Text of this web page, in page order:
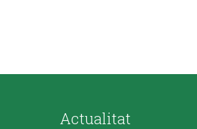
Actualitat